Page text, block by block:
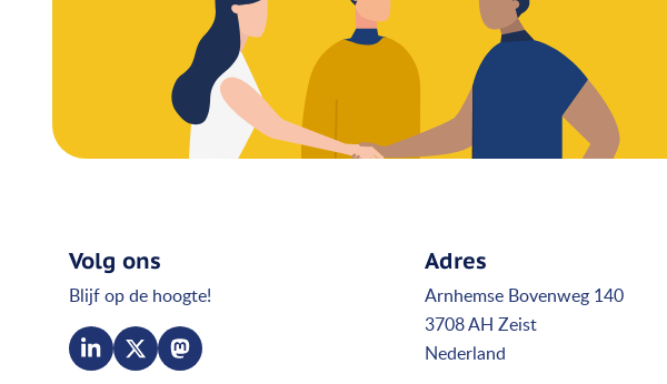
Volg ons
Blijf op de hoogte!
Adres
Arnhemse Bovenweg 140
3708 AH Zeist
Nederland